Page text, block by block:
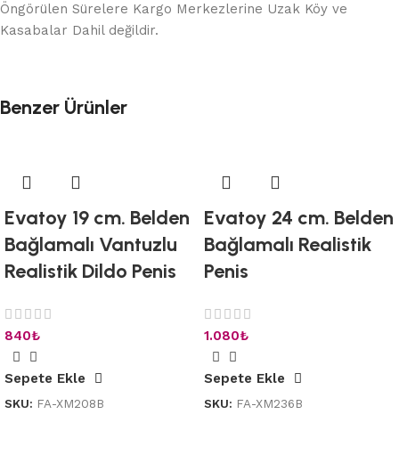
Öngörülen Sürelere Kargo Merkezlerine Uzak Köy ve
Kasabalar Dahil değildir.
Benzer Ürünler
Evatoy 19 cm. Belden
Bağlamalı Vantuzlu
Realistik Dildo Penis
840₺
Sepete Ekle
SKU: FA-XM208B
Evatoy 24 cm. Belden
Bağlamalı Realistik
Penis
1.080₺
Sepete Ekle
SKU: FA-XM236B